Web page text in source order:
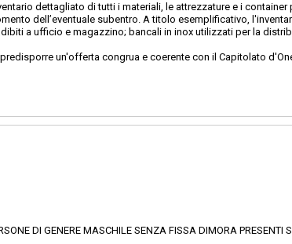
dettagliato di tutti i materiali, le attrezzature e i
dell’eventuale subentro. A titolo esemplificativo,
a ufficio e magazzino; bancali in inox utilizzati per la
un'offerta congrua e coerente con il Capitolato
DI GENERE MASCHILE SENZA FISSA DIMORA PRESENTI